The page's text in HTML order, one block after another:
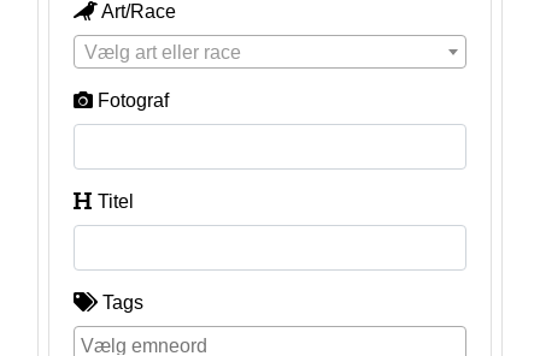
Art/Race
Vælg art eller race
Fotograf
Titel
Tags